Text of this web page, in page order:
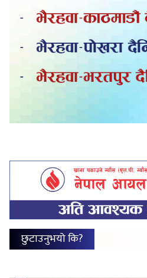
छुटाउनुभयो कि?